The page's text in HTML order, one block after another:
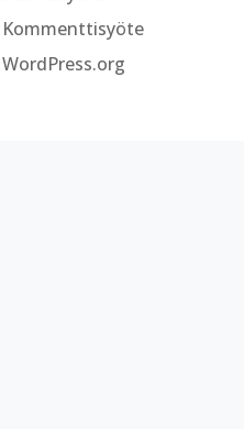
Kommenttisyöte
WordPress.org